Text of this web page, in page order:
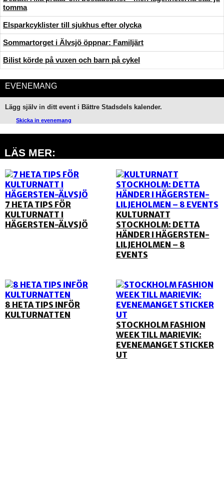
tomma
Elsparkcyklister till sjukhus efter olycka
Sommartorget i Älvsjö öppnar: Familjärt
Bilist körde på vuxen och barn på cykel
EVENEMANG
Lägg själv in ditt event i Bättre Stadsdels kalender.
Skicka in evenemang
LÄS MER:
7 HETA TIPS FÖR
KULTURNATT I
HÄGERSTEN-ÄLVSJÖ
KULTURNATT
STOCKHOLM: DETTA
HÄNDER I HÄGERSTEN-
LILJEHOLMEN – 8
EVENTS
8 HETA TIPS INFÖR
KULTURNATTEN
STOCKHOLM FASHION
WEEK TILL MARIEVIK:
EVENEMANGET STICKER
UT